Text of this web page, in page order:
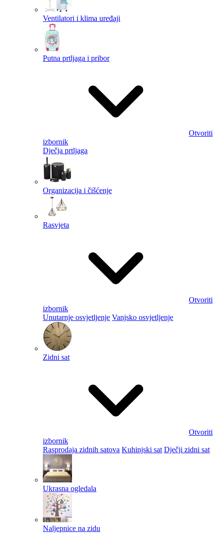
Ventilatori i klima uređaji
Putna prtljaga i pribor
Otvoriti
izbornik
Dječja prtljaga
Organizacija i čišćenje
Rasvjeta
Otvoriti
izbornik
Unutarnje osvjetljenje Vanjsko osvjetljenje
Zidni sat
Otvoriti
izbornik
Rasprodaja zidnih satova Kuhinjski sat Dječji zidni sat
Ukrasna ogledala
Naljepnice na zidu